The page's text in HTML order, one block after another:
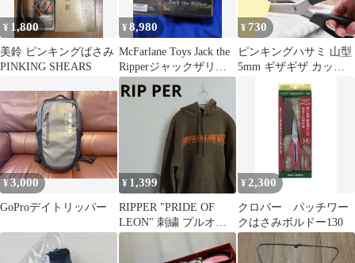
¥ 1,800
美鈴 ピンキングばさみ
PINKING SHEARS
¥8,980
McFarlane Toys Jack the
Ripperジャックザリッ
パー
¥ 730
ピンキングハサミ 山型
5mm ギザギザ カット
¥3,000
GoProデイトリッパー
¥ 1,399
RIPPER "PRIDE OF
LEON" 刺繍 プルオー
バーパーカーブラウン
¥ 2,300
クロバー パッチワー
クはさみボルドー130